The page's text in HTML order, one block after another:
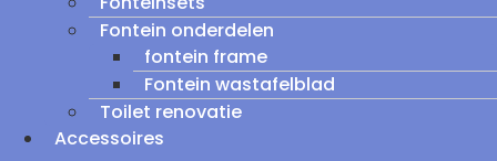
Fontein onderdelen
fontein frame
Fontein wastafelblad
Toilet renovatie
Accessoires